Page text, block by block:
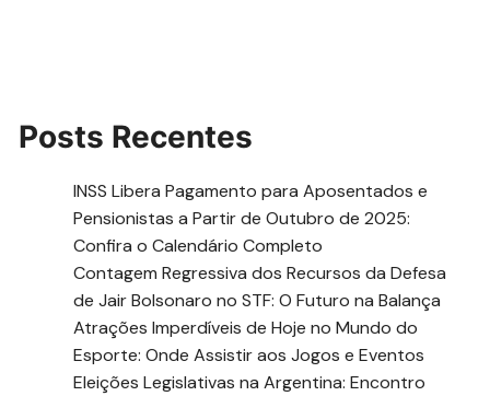
Posts Recentes
INSS Libera Pagamento para Aposentados e
Pensionistas a Partir de Outubro de 2025:
Confira o Calendário Completo
Contagem Regressiva dos Recursos da Defesa
de Jair Bolsonaro no STF: O Futuro na Balança
Atrações Imperdíveis de Hoje no Mundo do
Esporte: Onde Assistir aos Jogos e Eventos
Eleições Legislativas na Argentina: Encontro